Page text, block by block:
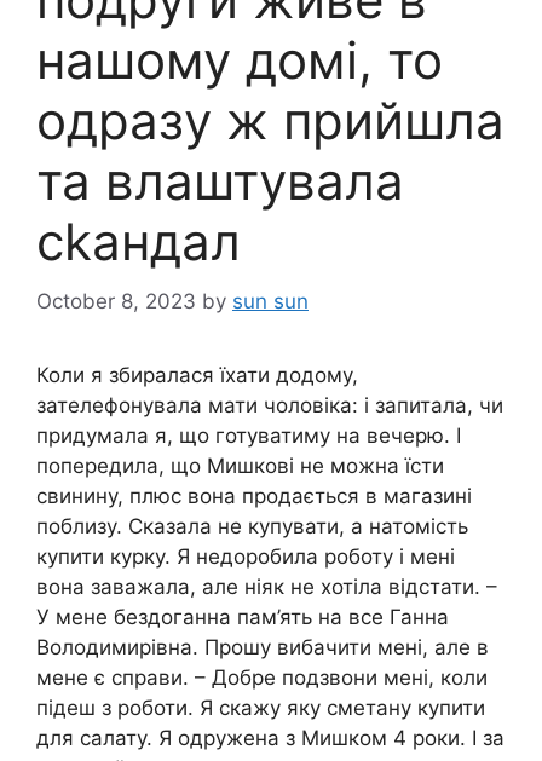
нашому домі, то
одразу ж прийшла
та влаштувала
сkандал
October 8, 2023 by sun sun
Коли я збиралася їхати додому,
зателефонувала мати чоловіка: і запитала, чи
придумала я, що готуватиму на вечерю. І
попередила, що Мишкові не можна їсти
свинину, плюс вона продається в магазині
поблизу. Сказала не купувати, а натомість
купити курку. Я недоробила роботу і мені
вона заважала, але ніяк не хотіла відстати. –
У мене бездоганна пам’ять на все Ганна
Володимирівна. Прошу вибачити мені, але в
мене є справи. – Добре подзвони мені, коли
підеш з роботи. Я скажу яку сметану купити
для салату. Я одружена з Мишком 4 роки. І за